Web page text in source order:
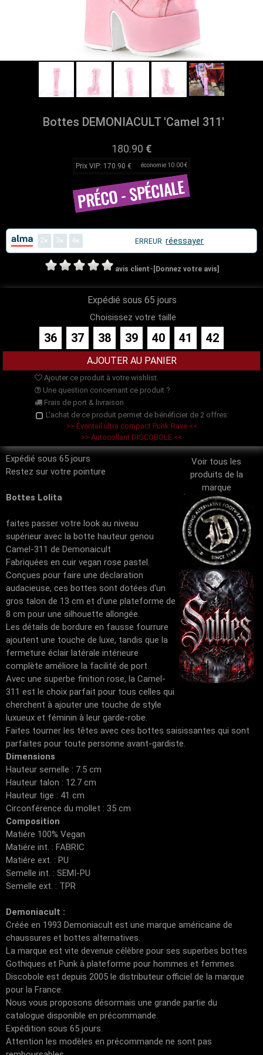
Bottes DEMONIACULT 'Camel 311'
180.90 €
Prix VIP: 170.90 € économie 10.00 €
2 3 4 ERREUR réessayer
avis client- [Donnez votre avis]
Expédié sous 65 jours
Choisissez votre taille
36 37 38 39 40 41 42
Ajouter ce produit à votre wishlist.
Une question concernant ce produit ?
Frais de port & livraison
L'achat de ce produit permet de bénéficier de 2 offres:
>> Éventail ultra compact Punk Rave <<
>> Autocollant DISCOBOLE <<
Voir tous les
produits de la
marque
Expédié sous 65 jours
Restez sur votre pointure
Bottes Lolita
faites passer votre look au niveau
supérieur avec la botte hauteur genou
Camel-311 de Demonaicult
Fabriquées en cuir vegan rose pastel.
Conçues pour faire une déclaration
audacieuse, ces bottes sont dotées d'un
gros talon de 13 cm et d'une plateforme de
8 cm pour une silhouette allongée.
Les détails de bordure en fausse fourrure
ajoutent une touche de luxe, tandis que la
fermeture éclair latérale intérieure
complète améliore la facilité de port.
Avec une superbe finition rose, la Camel-
311 est le choix parfait pour tous celles qui
cherchent à ajouter une touche de style
luxueux et féminin à leur garde-robe.
Faites tourner les têtes avec ces bottes saisissantes qui sont
parfaites pour toute personne avant-gardiste.
Dimensions
Hauteur semelle : 7.5 cm
Hauteur talon : 12.7 cm
Hauteur tige : 41 cm
Circonférence du mollet : 35 cm
Composition
Matiére 100% Vegan
Matiére int. : FABRIC
Matiére ext. : PU
Semelle int. : SEMI-PU
Semelle ext. : TPR
Demoniacult :
Créée en 1993 Demoniacult est une marque américaine de
chaussures et bottes alternatives.
La marque est vite devenue célèbre pour ses superbes bottes
Gothiques et Punk à plateforme pour hommes et femmes.
Discobole est depuis 2005 le distributeur officiel de la marque
pour la France.
Nous vous proposons désormais une grande partie du
catalogue disponible en précommande.
Expédition sous 65 jours.
Attention les modèles en précommande ne sont pas